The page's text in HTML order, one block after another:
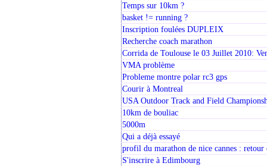
Temps sur 10km ?
basket != running ?
Inscription foulées DUPLEIX
Recherche coach marathon
Corrida de Toulouse le 03 Juillet 2010:
VMA problème
Probleme montre polar rc3 gps
Courir à Montreal
USA Outdoor Track and Field
10km de bouliac
5000m
Qui a déjà essayé
profil du marathon de nice cannes : retour
S'inscrire à Edimbourg